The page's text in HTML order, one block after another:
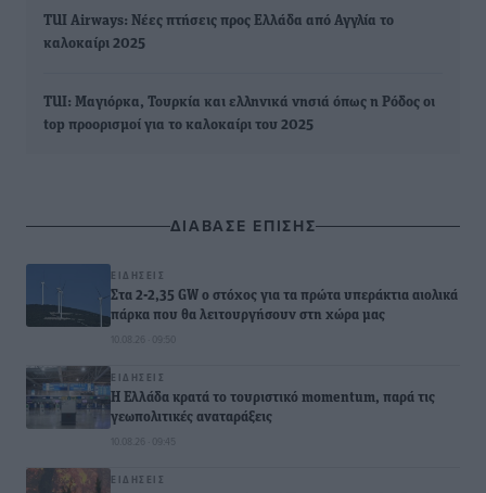
TUI Airways: Νέες πτήσεις προς Ελλάδα από Αγγλία το
καλοκαίρι 2025
TUI: Μαγιόρκα, Τουρκία και ελληνικά νησιά όπως η Ρόδος οι
top προορισμοί για το καλοκαίρι του 2025
ΔΙΑΒΑΣΕ ΕΠΙΣΗΣ
ΕΙΔΉΣΕΙΣ
Στα 2-2,35 GW ο στόχος για τα πρώτα υπεράκτια αιολικά
πάρκα που θα λειτουργήσουν στη χώρα μας
10.08.26 · 09:50
ΕΙΔΉΣΕΙΣ
Η Ελλάδα κρατά το τουριστικό momentum, παρά τις
γεωπολιτικές αναταράξεις
10.08.26 · 09:45
ΕΙΔΉΣΕΙΣ